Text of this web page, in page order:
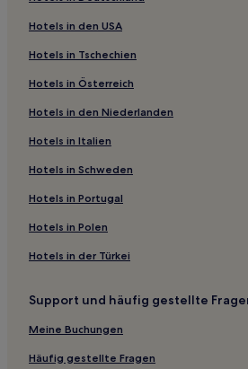
Günstige in Temecula
Haustierfreundliche in San Clemente
Hotels mit Küchenzeile in San
Günstige nahe La Jolla Shores Park
Familien nahe La Jolla Shores Park
Familien in Del Mar
Lake San Marcos Hotels
Naval Training Center: Hotels
Capistrano Beach: Hotels
Hotels nahe Callaway Vineyard and
Temecula Hotels
Hotels nahe Ocean's Eleven Casino
Hotels nahe Bahnhof Laguna Niguel
Hotels in den USA
Hotels in Tschechien
Hotels in Österreich
Hotels in den Niederlanden
Hotels in Italien
Hotels in Schweden
Hotels in Portugal
Hotels in Polen
Hotels in der Türkei
Support und häufig gestellte
Meine Buchungen
Häufig gestellte Fragen